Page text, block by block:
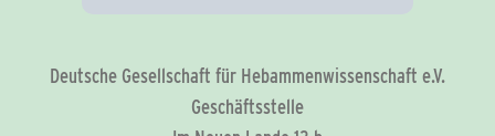
Deutsche Gesellschaft für Hebammenwissenschaft e.V.
Geschäftsstelle